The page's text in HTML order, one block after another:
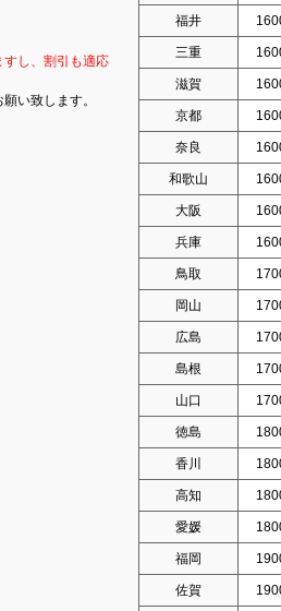
すし、割引も適応
い致します。
福井
三重
滋賀
京都
奈良
和歌山
大阪
兵庫
鳥取
岡山
広島
島根
山口
徳島
香川
高知
愛媛
福岡
佐賀